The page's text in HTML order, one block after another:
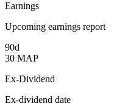
Earnings
Upcoming earnings report
90d
30 ΜΑΡ
Ex-Dividend
Ex-dividend date